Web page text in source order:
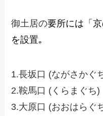
御土居の要所には「
を設置｡
1.長坂口 (ながさかぐ
2.鞍馬口 (くらまぐち)
3.大原口 (おおはらぐ